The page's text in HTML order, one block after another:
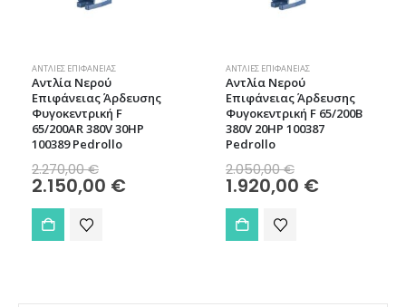
ΑΝΤΛΊΕΣ ΕΠΙΦΆΝΕΙΑΣ
Aντλία Νερού
Επιφάνειας Άρδευσης
Φυγοκεντρική F
65/200AR 380V 30HP
100389 Pedrollo
2.270,00€price
was:
2.150,00 €Η
ΑΝΤΛΊΕΣ ΕΠΙΦΆΝΕΙΑΣ
Aντλία Νερού
Επιφάνειας Άρδευσης
Φυγοκεντρική F 65/200B
380V 20HP 100387
Pedrollo
2.050,00€price
was:
1.920,00 €Η